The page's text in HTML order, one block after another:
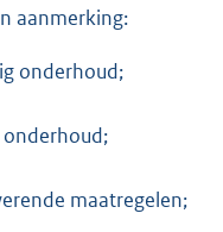
aanmerking:
onderhoud;
maatregelen;